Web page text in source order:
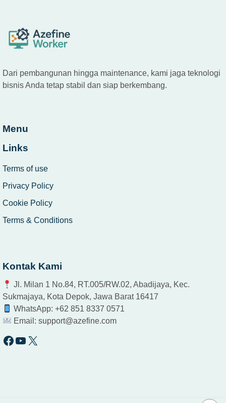
Dari pembangunan hingga maintenance, kami jaga teknologi
bisnis Anda tetap stabil dan siap berkembang.
Menu
Links
Terms of use
Privacy Policy
Cookie Policy
Terms & Conditions
Kontak Kami
Jl. Milan 1 No.84, RT.005/RW.02, Abadijaya, Kec.
Sukmajaya, Kota Depok, Jawa Barat 16417
WhatsApp: +62 851 8337 0571
Email:support@azefine.com
Facebook
YouTube
X